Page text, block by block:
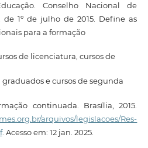
Conselho Nacional de
de 1º de julho de 2015. Define as
para a formação
de licenciatura, cursos de
e cursos de segunda
continuada. Brasília, 2015.
arquivos/legislacoes/Res-
. Acesso em: 12 jan. 2025.